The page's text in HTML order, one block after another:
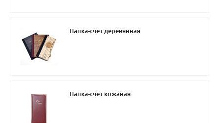
Папка-счет деревянная
Папка-счет кожаная